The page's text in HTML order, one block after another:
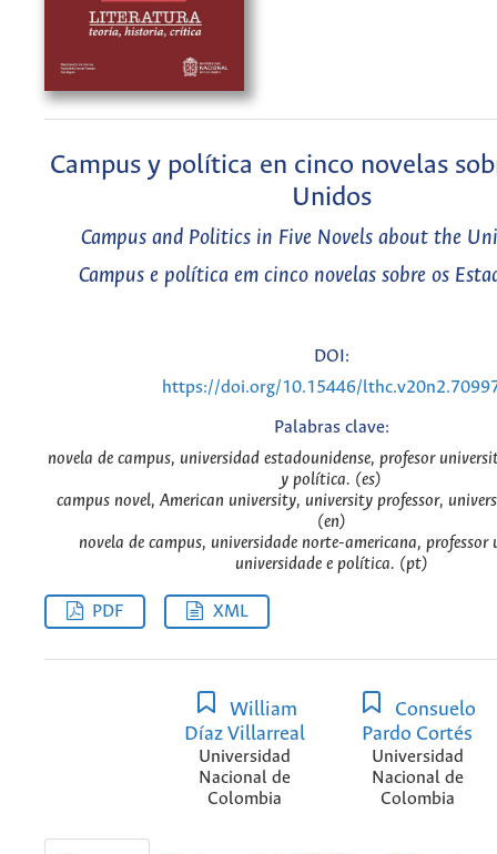
Campus y política en cinco novelas
Unidos
Campus and Politics in Five Novels about the
Campus e política em cinco novelas sobre os
DOI:
https://doi.org/10.15446/
Palabras clave:
novela de campus, universidad estadounidense, profesor
y política. (es)
campus novel, American university, university professor,
(en)
novela de campus, universidade norte-americana, professor
universidade e política. (pt)
PDF XML
William
Díaz Villarreal
Universidad
Nacional de
Colombia
Consuelo
Pardo Cortés
Universidad
Nacional de
Colombia